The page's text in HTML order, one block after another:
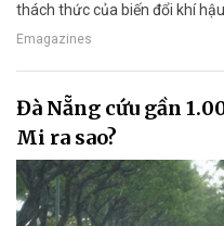
thách thức của biến đổi khí
Emagazines
Đà Nẵng cứu gần
Mi ra sao?